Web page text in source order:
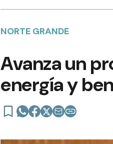
NORTE GRANDE
Avanza un
energía y